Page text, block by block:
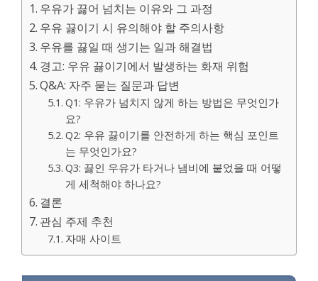
우유가 끓어 넘치는 이유와 그 과정
우유 끓이기 시 유의해야 할 주의사항
우유를 끓일 때 생기는 일과 해결법
경고: 우유 끓이기에서 발생하는 화재 위험
Q&A: 자주 묻는 질문과 답변
Q1: 우유가 넘치지 않게 하는 방법은 무엇인가
요?
Q2: 우유 끓이기를 안전하게 하는 핵심 포인트
는 무엇인가요?
Q3: 끓인 우유가 타거나 냄비에 붙었을 때 어떻
게 세척해야 하나요?
결론
관심 주제 추천
자매 사이트